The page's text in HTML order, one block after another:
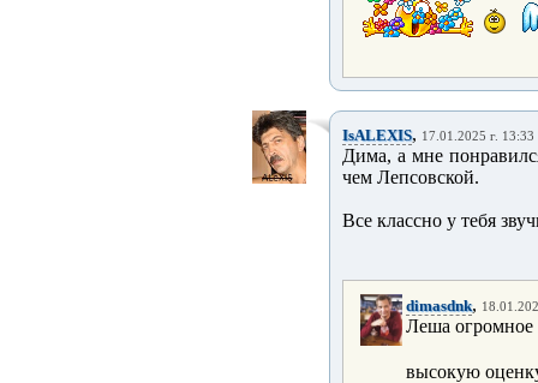
IsALEXIS, 17.01.2025 г. 13:33
Дима, а мне
чем Лепсовской.
Все классно у тебя
dimasdnk,
Леша огромное
высокую